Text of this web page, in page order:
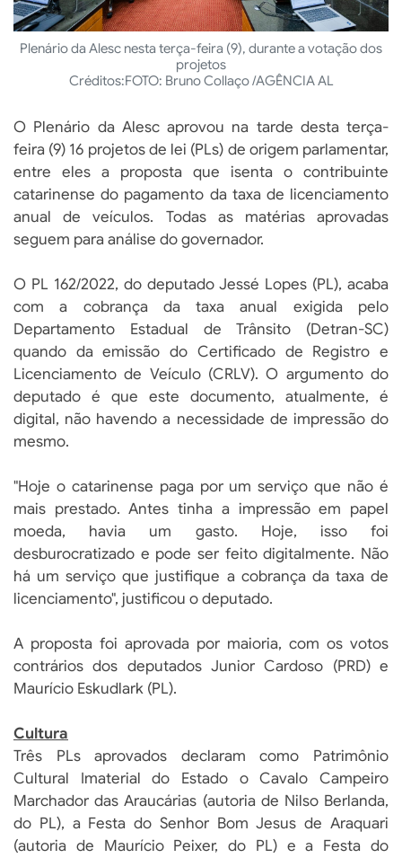
Plenário da Alesc nesta terça-feira (9), durante a votação dos
projetos
Créditos:FOTO: Bruno Collaço /AGÊNCIA AL
O Plenário da Alesc aprovou na tarde desta terça-
feira (9) 16 projetos de lei (PLs) de origem parlamentar,
entre eles a proposta que isenta o contribuinte
catarinense do pagamento da taxa de licenciamento
anual de veículos. Todas as matérias aprovadas
seguem para análise do governador.
O PL 162/2022, do deputado Jessé Lopes (PL), acaba
com a cobrança da taxa anual exigida pelo
Departamento Estadual de Trânsito (Detran-SC)
quando da emissão do Certificado de Registro e
Licenciamento de Veículo (CRLV). O argumento do
deputado é que este documento, atualmente, é
digital, não havendo a necessidade de impressão do
mesmo.
"Hoje o catarinense paga por um serviço que não é
mais prestado. Antes tinha a impressão em papel
moeda, havia um gasto. Hoje, isso foi
desburocratizado e pode ser feito digitalmente. Não
há um serviço que justifique a cobrança da taxa de
licenciamento", justificou o deputado.
A proposta foi aprovada por maioria, com os votos
contrários dos deputados Junior Cardoso (PRD) e
Maurício Eskudlark (PL).
Cultura
Três PLs aprovados declaram como Patrimônio
Cultural Imaterial do Estado o Cavalo Campeiro
Marchador das Araucárias (autoria de Nilso Berlanda,
do PL), a Festa do Senhor Bom Jesus de Araquari
(autoria de Maurício Peixer, do PL) e a Festa do